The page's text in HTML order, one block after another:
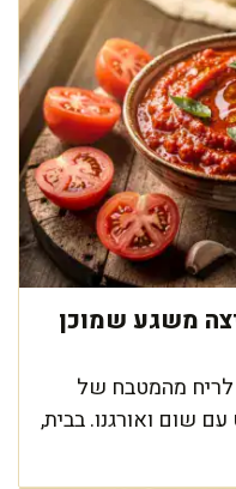
משגע שמוכן
לריח מהמטבח של
שום ואורגנו. בבית,